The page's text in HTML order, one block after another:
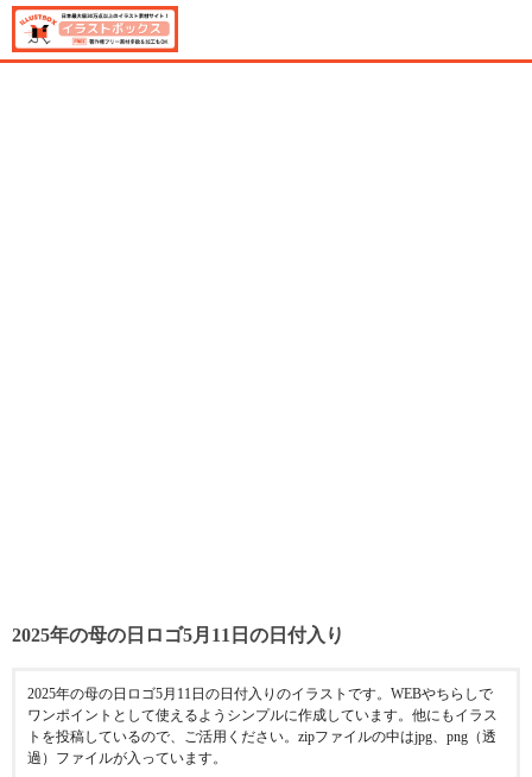
2025年の母の日ロゴ5月11日の日付入り
2025年の母の日ロゴ5月11日の日付入りのイラストです。WEBやちらしで
ワンポイントとして使えるようシンプルに作成しています。他にもイラス
トを投稿しているので、ご活用ください。zipファイルの中はjpg、png（透
過）ファイルが入っています。